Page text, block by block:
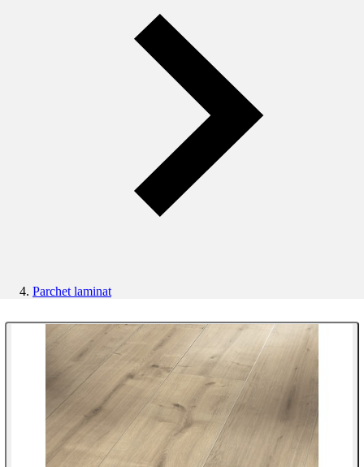
Parchet laminat